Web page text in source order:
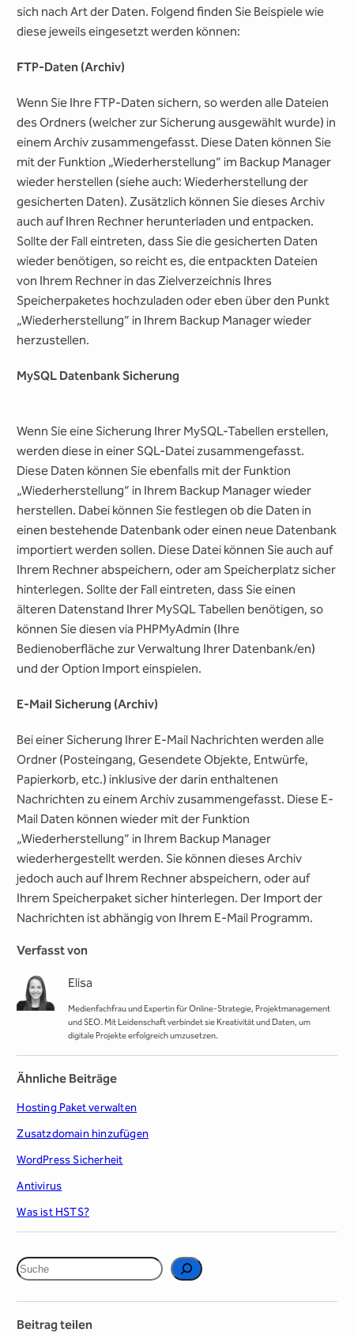
sich nach Art der Daten. Folgend finden Sie Beispiele wie
diese jeweils eingesetzt werden können:
FTP-Daten (Archiv)
Wenn Sie Ihre FTP-Daten sichern, so werden alle Dateien
des Ordners (welcher zur Sicherung ausgewählt wurde) in
einem Archiv zusammengefasst. Diese Daten können Sie
mit der Funktion „Wiederherstellung“ im Backup Manager
wieder herstellen (siehe auch: Wiederherstellung der
gesicherten Daten). Zusätzlich können Sie dieses Archiv
auch auf Ihren Rechner herunterladen und entpacken.
Sollte der Fall eintreten, dass Sie die gesicherten Daten
wieder benötigen, so reicht es, die entpackten Dateien
von Ihrem Rechner in das Zielverzeichnis Ihres
Speicherpaketes hochzuladen oder eben über den Punkt
„Wiederherstellung“ in Ihrem Backup Manager wieder
herzustellen.
MySQL Datenbank Sicherung
Wenn Sie eine Sicherung Ihrer MySQL-Tabellen erstellen,
werden diese in einer SQL-Datei zusammengefasst.
Diese Daten können Sie ebenfalls mit der Funktion
„Wiederherstellung“ in Ihrem Backup Manager wieder
herstellen. Dabei können Sie festlegen ob die Daten in
einen bestehende Datenbank oder einen neue Datenbank
importiert werden sollen. Diese Datei können Sie auch auf
Ihrem Rechner abspeichern, oder am Speicherplatz sicher
hinterlegen. Sollte der Fall eintreten, dass Sie einen
älteren Datenstand Ihrer MySQL Tabellen benötigen, so
können Sie diesen via PHPMyAdmin (Ihre
Bedienoberfläche zur Verwaltung Ihrer Datenbank/en)
und der Option Import einspielen.
E-Mail Sicherung (Archiv)
Bei einer Sicherung Ihrer E-Mail Nachrichten werden alle
Ordner (Posteingang, Gesendete Objekte, Entwürfe,
Papierkorb, etc.) inklusive der darin enthaltenen
Nachrichten zu einem Archiv zusammengefasst. Diese E-
Mail Daten können wieder mit der Funktion
„Wiederherstellung“ in Ihrem Backup Manager
wiederhergestellt werden. Sie können dieses Archiv
jedoch auch auf Ihrem Rechner abspeichern, oder auf
Ihrem Speicherpaket sicher hinterlegen. Der Import der
Nachrichten ist abhängig von Ihrem E-Mail Programm.
Verfasst von
Elisa
Medienfachfrau und Expertin für Online-Strategie, Projektmanagement
und SEO. Mit Leidenschaft verbindet sie Kreativität und Daten, um
digitale Projekte erfolgreich umzusetzen.
Ähnliche Beiträge
Hosting Paket verwalten
Zusatzdomain hinzufügen
WordPress Sicherheit
Antivirus
Was ist HSTS?
S
c
h
Beitrag teilen